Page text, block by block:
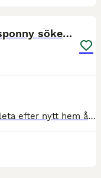
Uppdaterad annons! Shetlandsponny söker nytt hem
Nu är det dags att börja så smått att leta efter nytt hem åt våran Cruth. Han är inkörd och tränas för ponnytrav (gör sin första start nu på Axevalla). Stor kille som kommer bli än bättre ju äldre han